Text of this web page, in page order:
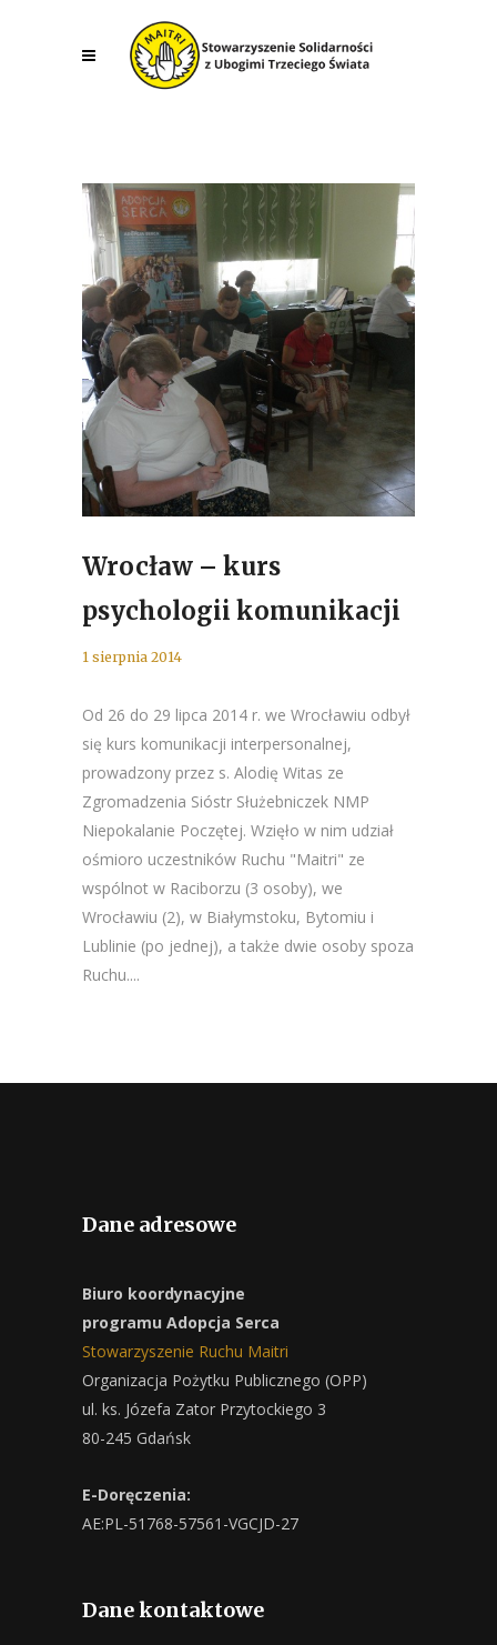
Wrocław – kurs
psychologii komunikacji
1 sierpnia 2014
Od 26 do 29 lipca 2014 r. we Wrocławiu odbył
się kurs komunikacji interpersonalnej,
prowadzony przez s. Alodię Witas ze
Zgromadzenia Sióstr Służebniczek NMP
Niepokalanie Poczętej. Wzięło w nim udział
ośmioro uczestników Ruchu "Maitri" ze
wspólnot w Raciborzu (3 osoby), we
Wrocławiu (2), w Białymstoku, Bytomiu i
Lublinie (po jednej), a także dwie osoby spoza
Ruchu....
Dane adresowe
Biuro koordynacyjne
programu Adopcja Serca
Stowarzyszenie Ruchu Maitri
Organizacja Pożytku Publicznego (OPP)
ul. ks. Józefa Zator Przytockiego 3
80-245 Gdańsk
E-Doręczenia:
AE:PL-51768-57561-VGCJD-27
Dane kontaktowe